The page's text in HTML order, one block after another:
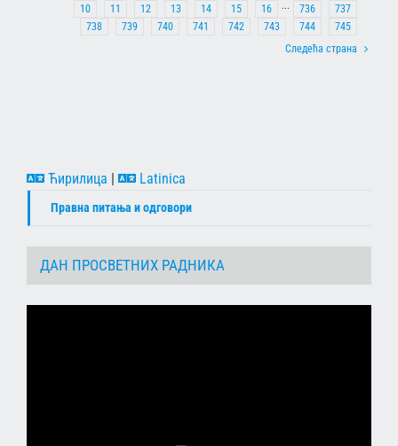
10
11 12 13 14 15 16 ··· 736
737
738
739 740 741 742 743 744
745
Следећа страна
Ћирилица Latinica
Правна питања и одговори
ДАН ПРОСВЕТНИХ РАДНИКА